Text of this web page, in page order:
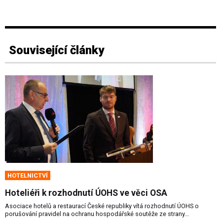
Související články
HOTELNICTVÍ
Hoteliéři k rozhodnutí ÚOHS ve věci OSA
Asociace hotelů a restaurací České republiky vítá rozhodnutí ÚOHS o
porušování pravidel na ochranu hospodářské soutěže ze strany...